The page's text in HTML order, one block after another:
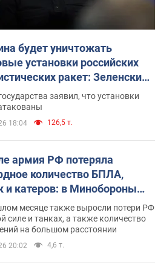
будет уничтожать
установки российских
ракет: Зеленский
заседание СНБО
заявил, что установки
18:04 126,5 т.
армия РФ потеряла
количество БПЛА,
и катеров: в Минобороны
статистику
месяце также выросли потери РФ
силе и танках, а также количество
на большом расстоянии
20:02 4,6 т.